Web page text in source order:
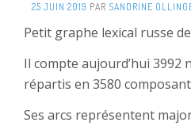
25 JUIN 2019 PAR SANDRINE
Petit graphe lexical russe
Il compte aujourd’hui 3992
répartis en 3580
Ses arcs représentent